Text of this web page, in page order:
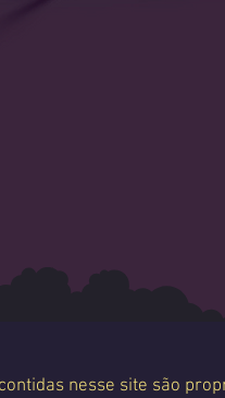
nesse site são